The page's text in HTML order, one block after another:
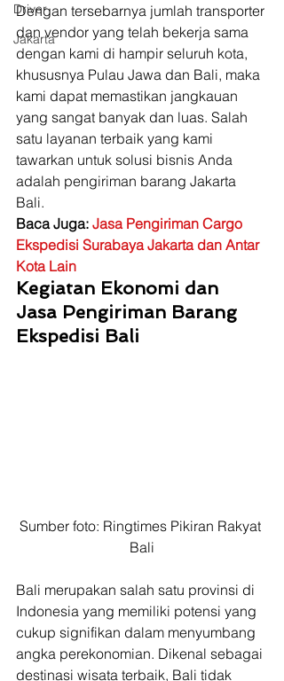
Driver
Jakarta
Dengan tersebarnya jumlah transporter
dan vendor yang telah bekerja sama
dengan kami di hampir seluruh kota,
khususnya Pulau Jawa dan Bali, maka
kami dapat memastikan jangkauan
yang sangat banyak dan luas. Salah
satu layanan terbaik yang kami
tawarkan untuk solusi bisnis Anda
adalah pengiriman barang Jakarta
Bali.
Baca Juga: Jasa Pengiriman Cargo
Ekspedisi Surabaya Jakarta dan Antar
Kota Lain
Kegiatan Ekonomi dan
Jasa Pengiriman Barang
Ekspedisi Bali
Sumber foto: Ringtimes Pikiran Rakyat
Bali
Bali merupakan salah satu provinsi di
Indonesia yang memiliki potensi yang
cukup signifikan dalam menyumbang
angka perekonomian. Dikenal sebagai
destinasi wisata terbaik, Bali tidak